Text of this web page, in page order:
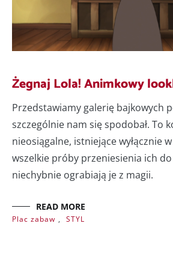
Żegnaj Lola! Animkowy
Przedstawiamy galerię bajkowych
szczególnie nam się spodobał. To
nieosiągalne, istniejące wyłącznie
wszelkie próby przeniesienia ich
niechybnie ograbiają je z magii.
READ MORE
Plac zabaw , STYL